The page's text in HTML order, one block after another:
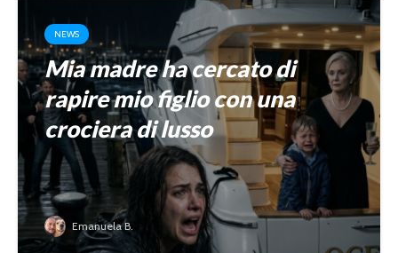
NEWS
Mia madre ha cercato di
rapire mio figlio con una
crociera di lusso
Emanuela B.